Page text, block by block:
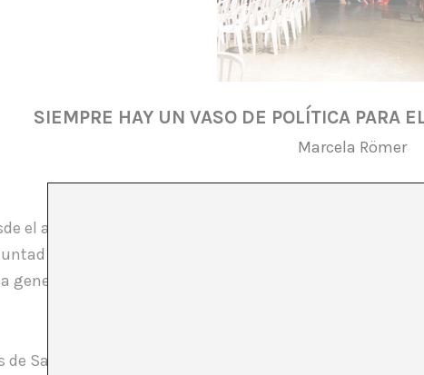
SIEMPRE HAY UN VASO DE POLÍTICA PARA
Marcela Römer
el arte y la política obliga a repensar cuáles son los
de acción política, de preguntarse sobre los
generado en la actual bienal de Sao Paulo.
de Sao Paulo siempre han sido un claro referente de lo